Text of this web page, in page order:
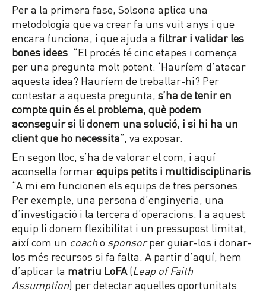
Per a la primera fase, Solsona aplica una
metodologia que va crear fa uns vuit anys i que
encara funciona, i que ajuda a filtrar i validar les
bones idees . “El procés té cinc etapes i comença
per una pregunta molt potent: ‘Hauríem d’atacar
aquesta idea? Hauríem de treballar-hi? Per
contestar a aquesta pregunta, s’ha de tenir en
compte quin és el problema, què podem
aconseguir si li donem una solució, i si hi ha un
client que ho necessita”, va exposar.
En segon lloc, s’ha de valorar el com, i aquí
aconsella formarequips petits i multidisciplinaris.
“A mi em funcionen els equips de tres persones.
Per exemple, una persona d’enginyeria, una
d’investigació i la tercera d’operacions. I a aquest
equip li donem flexibilitat i un pressupost limitat,
així com un coacho sponsorper guiar-los i donar-
los més recursos si fa falta. A partir d’aquí, hem
d’aplicar la matriu LoFA(Leap of Faith
Assumption) per detectar aquelles oportunitats